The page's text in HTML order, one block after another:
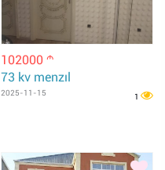
102000 m
73 kv menzıl
2025-11-15 1